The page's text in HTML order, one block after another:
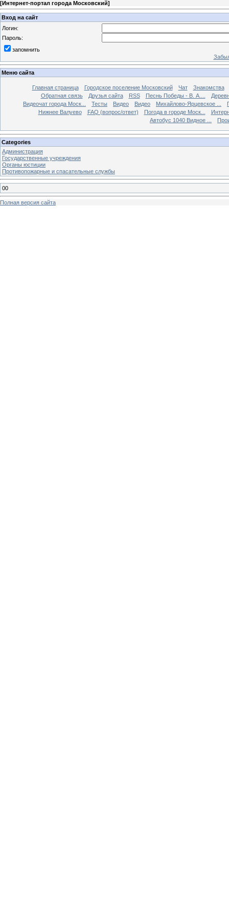
[Интернет-портал города Московский]
Вход на сайт
Логин:
Пароль:
запомнить
Меню сайта
Главная страница Городское поселение Московский Чат
Знакомства
Обратная связь
Друзья сайта RSS Песнь Победы - В. А....
Видеочат города Моск...
Тесты Видео Видео Михайлово-Ярцевское ...
Нижнее Валуево
FAQ (вопрос/ответ) Погода в городе Моск...
Автобус 1040 Видное ...
Categories
Администрация
Государственные учреждения
Органы юстиции
Противопожарные и спасательные службы
00
Полная версия сайта